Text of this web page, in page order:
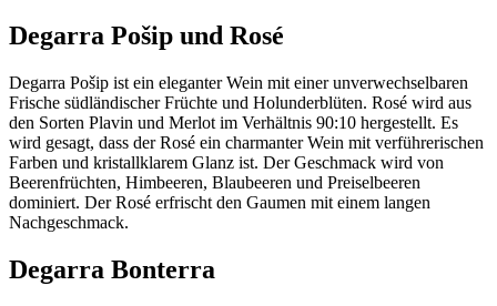
Degarra Pošip und Rosé
Degarra Pošip ist ein eleganter Wein mit einer unverwechselbaren
Frische südländischer Früchte und Holunderblüten. Rosé wird aus
den Sorten Plavin und Merlot im Verhältnis 90:10 hergestellt. Es
wird gesagt, dass der Rosé ein charmanter Wein mit verführerischen
Farben und kristallklarem Glanz ist. Der Geschmack wird von
Beerenfrüchten, Himbeeren, Blaubeeren und Preiselbeeren
dominiert. Der Rosé erfrischt den Gaumen mit einem langen
Nachgeschmack.
Degarra Bonterra